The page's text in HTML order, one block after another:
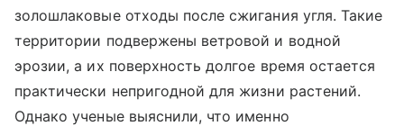
золошлаковые отходы после сжигания угля. Такие
территории подвержены ветровой и водной
эрозии, а их поверхность долгое время остается
практически непригодной для жизни растений.
Однако ученые выяснили, что именно